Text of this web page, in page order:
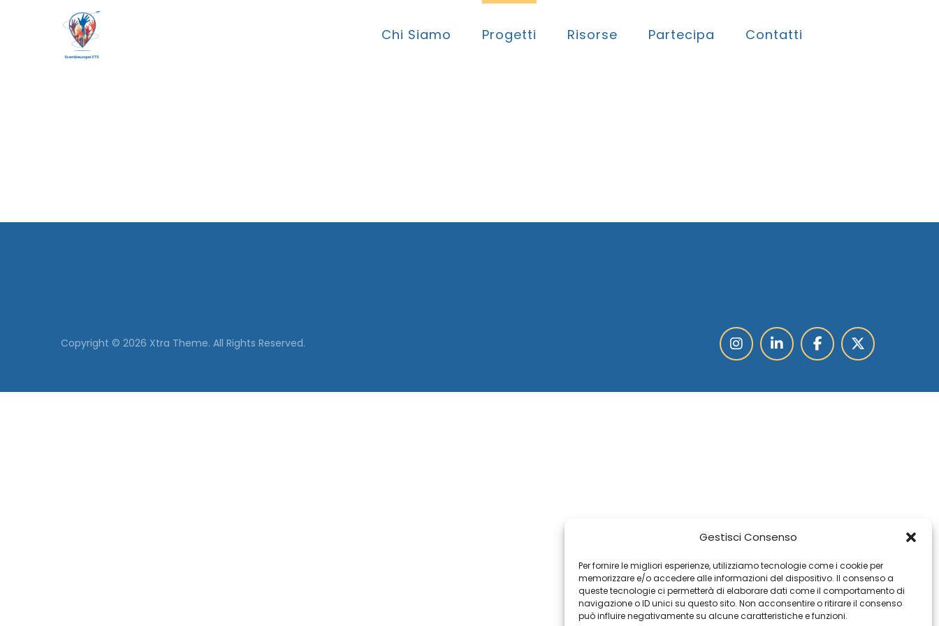
Gestisci Consenso
Per fornire le migliori esperienze, utilizziamo tecnologie come i cookie per
memorizzare e/o accedere alle informazioni del dispositivo. Il consenso a
queste tecnologie ci permetterà di elaborare dati come il comportamento di
navigazione o ID unici su questo sito. Non acconsentire o ritirare il consenso
può influire negativamente su alcune caratteristiche e funzioni.
Chi Siamo Progetti Risorse Partecipa Contatti
Copyright © 2026 Xtra Theme. All Rights Reserved.